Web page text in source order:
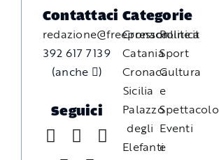
Contattaci
redazione@freepressonline.it
392 617 7139
(anche
)
Seguici
Categorie
Cronaca
Catania
Cronaca
Sicilia
Palazzo
degli
Elefanti
Politica
Sport
Cultura
e
Spettacolo
Eventi
e